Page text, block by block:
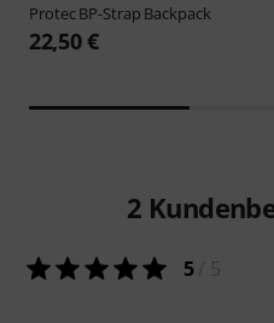
ProtecBP-Strap Backpack
22,50 €
2
5/ 5